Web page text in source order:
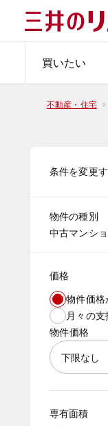
買いたい
不動産・住宅
条件を変更
物件の種別
中古マンシ
価格
物件価格
月々の
物件価格
専有面積